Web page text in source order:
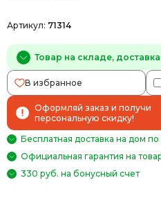
Артикул: 71314
Товар на складе,
В избранное
Оформляй заказ и получи
персональную скидку!
Бесплатная доставка на дом
Официальная гарантия на
330 руб. на бонусный счет